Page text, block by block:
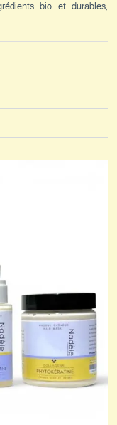
bio et durables,